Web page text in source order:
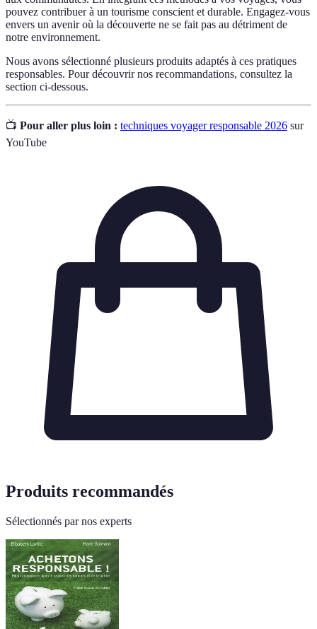
pouvez contribuer à un tourisme conscient et durable. Engagez-vous
envers un avenir où la découverte ne se fait pas au détriment de
notre environnement.
Nous avons sélectionné plusieurs produits adaptés à ces pratiques
responsables. Pour découvrir nos recommandations, consultez la
section ci-dessous.
📺 Pour aller plus loin : techniques voyager responsable 2026 sur
YouTube
Produits recommandés
Sélectionnés par nos experts